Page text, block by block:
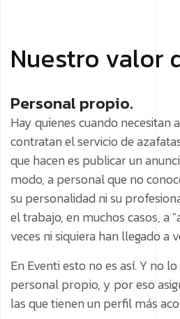
Nuestro valor
Personal propio.
Hay quienes cuando necesitan
contratan el servicio de
que hacen es publicar un
modo, a personal que no
su personalidad ni su
el trabajo, en muchos casos, a
veces ni siquiera han llegado a
En Eventi esto no es así. Y no
personal propio, y por eso
las que tienen un perfil más